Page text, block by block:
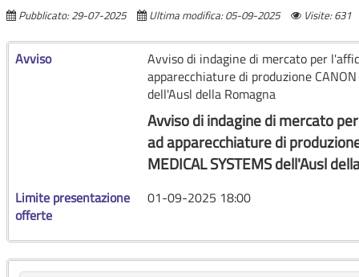
Pubblicato: 29-07-2025
Ultima modifica: 05-09-2025 Visite: 631
Avviso
Avviso di indagine di mercato per
apparecchiature di produzione CANON
dell'Ausl della Romagna
Avviso di indagine di mercato
ad apparecchiature di
MEDICAL SYSTEMS dell'Ausl
Limite presentazione
offerte
01-09-2025 18:00